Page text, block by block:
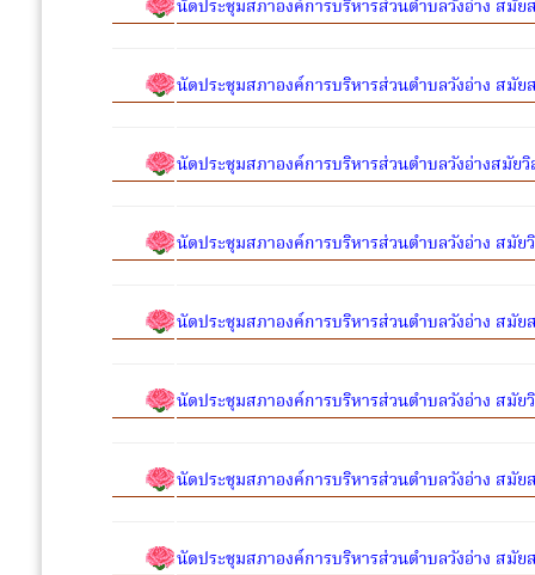
นัดประชุมสภาองค์การบริหารส่วนตำบลวังอ่าง ส
นัดประชุมสภาองค์การบริหารส่วนตำบลวังอ่าง ส
นัดประชุมสภาองค์การบริหารส่วนตำบลวังอ่างสมั
นัดประชุมสภาองค์การบริหารส่วนตำบลวังอ่าง สมั
นัดประชุมสภาองค์การบริหารส่วนตำบลวังอ่าง สมั
นัดประชุมสภาองค์การบริหารส่วนตำบลวังอ่าง สมั
นัดประชุมสภาองค์การบริหารส่วนตำบลวังอ่าง สมั
นัดประชุมสภาองค์การบริหารส่วนตำบลวังอ่าง สมั